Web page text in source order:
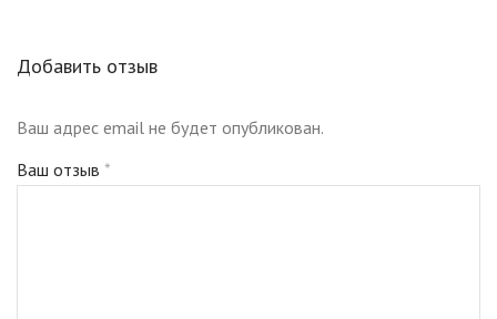
Добавить отзыв
Ваш адрес email не будет опубликован.
Ваш отзыв *